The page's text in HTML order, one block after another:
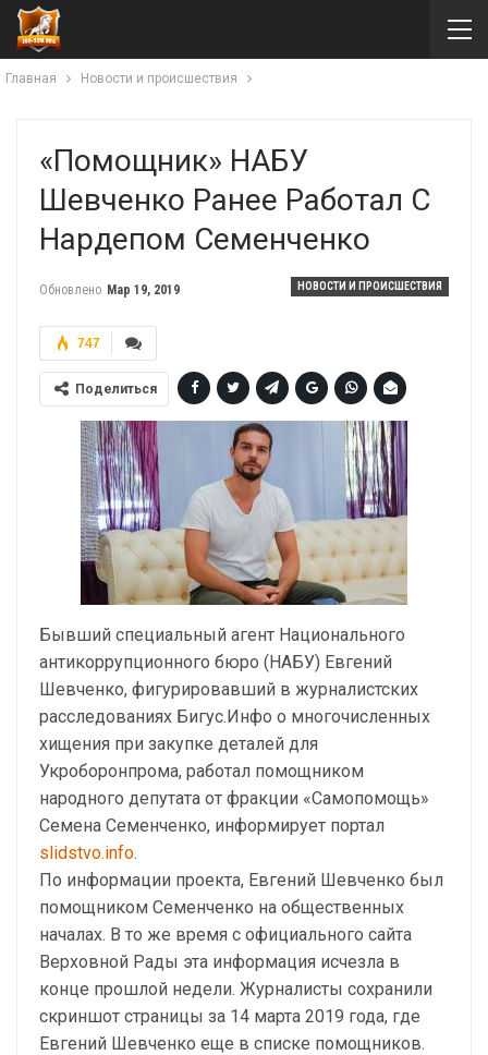
Главная Новости и происшествия
«Помощник» НАБУ
Шевченко Ранее Работал С
Нардепом Семенченко
НОВОСТИ И ПРОИСШЕСТВИЯ
Обновлено Мар 19, 2019
747
Поделиться
Бывший специальный агент Национального
антикоррупционного бюро (НАБУ) Евгений
Шевченко, фигурировавший в журналистских
расследованиях Бигус.Инфо о многочисленных
хищения при закупке деталей для
Укроборонпрома, работал помощником
народного депутата от фракции «Самопомощь»
Семена Семенченко, информирует портал
slidstvo.info.
По информации проекта, Евгений Шевченко был
помощником Семенченко на общественных
началах. В то же время с официального сайта
Верховной Рады эта информация исчезла в
конце прошлой недели. Журналисты сохранили
скриншот страницы за 14 марта 2019 года, где
Евгений Шевченко еще в списке помощников.